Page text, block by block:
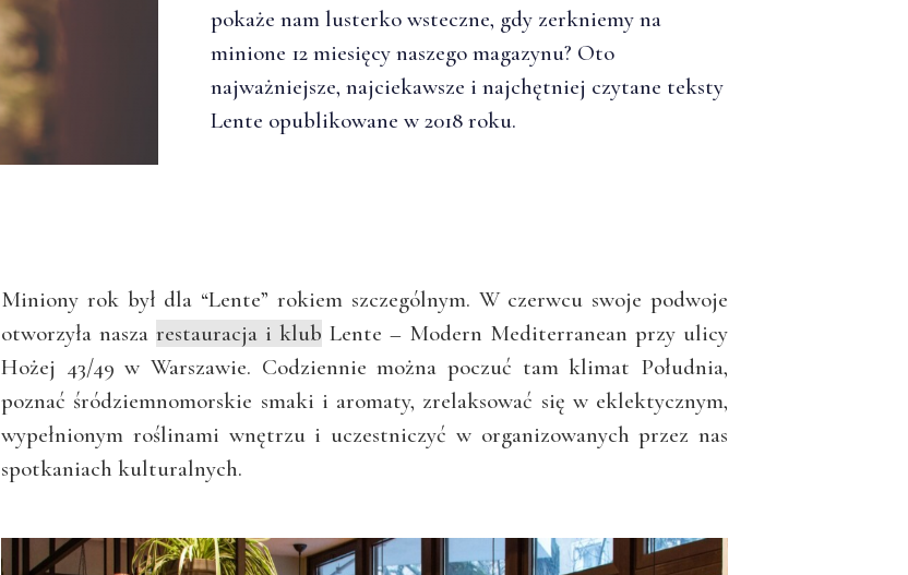
pokaże nam lusterko wsteczne, gdy zerkniemy na
minione 12 miesięcy naszego magazynu? Oto
najważniejsze, najciekawsze i najchętniej czytane teksty
Lente opublikowane w 2018 roku.
Miniony rok był dla “Lente” rokiem szczególnym. W czerwcu swoje podwoje
otworzyła nasza restauracja i klub Lente – Modern Mediterranean przy ulicy
Hożej 43/49 w Warszawie. Codziennie można poczuć tam klimat Południa,
poznać śródziemnomorskie smaki i aromaty, zrelaksować się w eklektycznym,
wypełnionym roślinami wnętrzu i uczestniczyć w organizowanych przez nas
spotkaniach kulturalnych.